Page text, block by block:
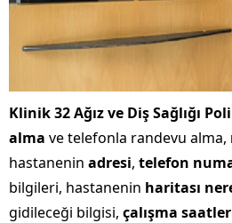
Klinik 32 Ağız ve Diş Sağlığı
alma ve telefonla randevu alma,
hastanenin adresi, telefon
bilgileri, hastanenin haritası
gidileceği bilgisi, çalışma